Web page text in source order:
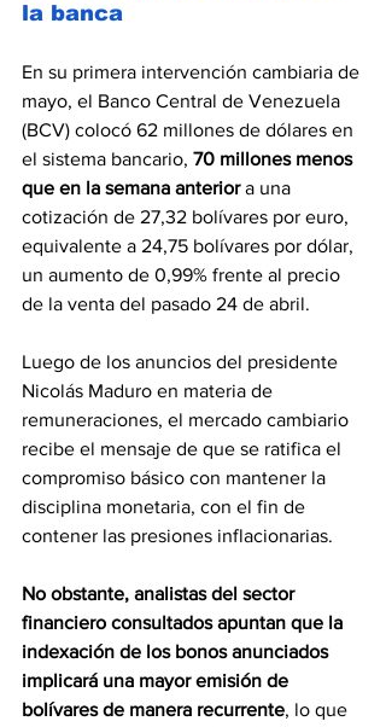
la banca
En su primera intervención cambiaria de
mayo, el Banco Central de Venezuela
(BCV) colocó 62 millones de dólares en
el sistema bancario, 70 millones menos
que en la semana anterior a una
cotización de 27,32 bolívares por euro,
equivalente a 24,75 bolívares por dólar,
un aumento de 0,99% frente al precio
de la venta del pasado 24 de abril.
Luego de los anuncios del presidente
Nicolás Maduro en materia de
remuneraciones, el mercado cambiario
recibe el mensaje de que se ratifica el
compromiso básico con mantener la
disciplina monetaria, con el fin de
contener las presiones inflacionarias.
No obstante, analistas del sector
financiero consultados apuntan que la
indexación de los bonos anunciados
implicará una mayor emisión de
bolívares de manera recurrente, lo que